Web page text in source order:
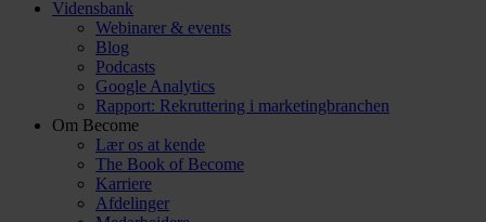
Vidensbank
Webinarer & events
Blog
Podcasts
Google Analytics
Rapport: Rekruttering i marketingbranchen
Om Become
Lær os at kende
The Book of Become
Karriere
Afdelinger